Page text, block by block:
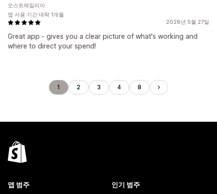
2026년 5월 27일
Great app - gives you a clear picture of what's working and
where to direct your spend!
오스트레일리아
앱 사용 기간 대략 1개월
1 2 3 4 8
앱 범주 인기 범주